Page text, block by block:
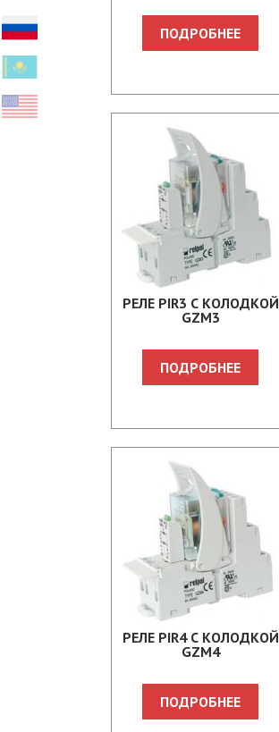
ПОДРОБНЕЕ
PЕЛЕ PIR3 С КОЛОДКОЙ
GZM3
ПОДРОБНЕЕ
PЕЛЕ PIR4 С КОЛОДКОЙ
GZM4
ПОДРОБНЕЕ